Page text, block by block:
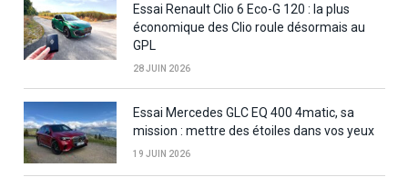
Essai Renault Clio 6 Eco-G 120 : la plus
économique des Clio roule désormais au
GPL
28 JUIN 2026
Essai Mercedes GLC EQ 400 4matic, sa
mission : mettre des étoiles dans vos yeux
19 JUIN 2026